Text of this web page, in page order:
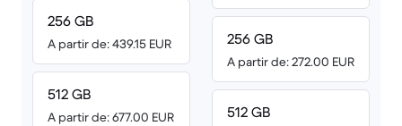
256 GB
A partir de: 439.15 EUR
512 GB
A partir de: 677.00 EUR
256 GB
A partir de: 272.00 EUR
512 GB